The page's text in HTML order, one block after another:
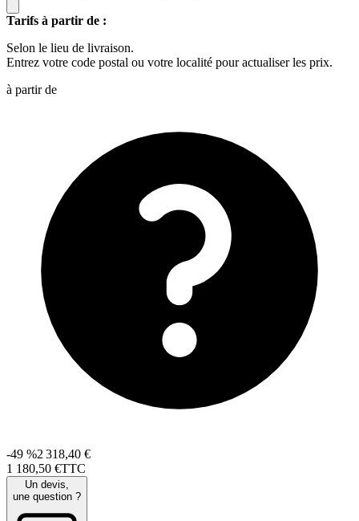
Tarifs à partir de :
Selon le lieu de livraison.
Entrez votre code postal ou votre localité pour actualiser les prix.
à partir de
-49 %2 318,40 €
1 180,50 €TTC
Un devis,
une question ?